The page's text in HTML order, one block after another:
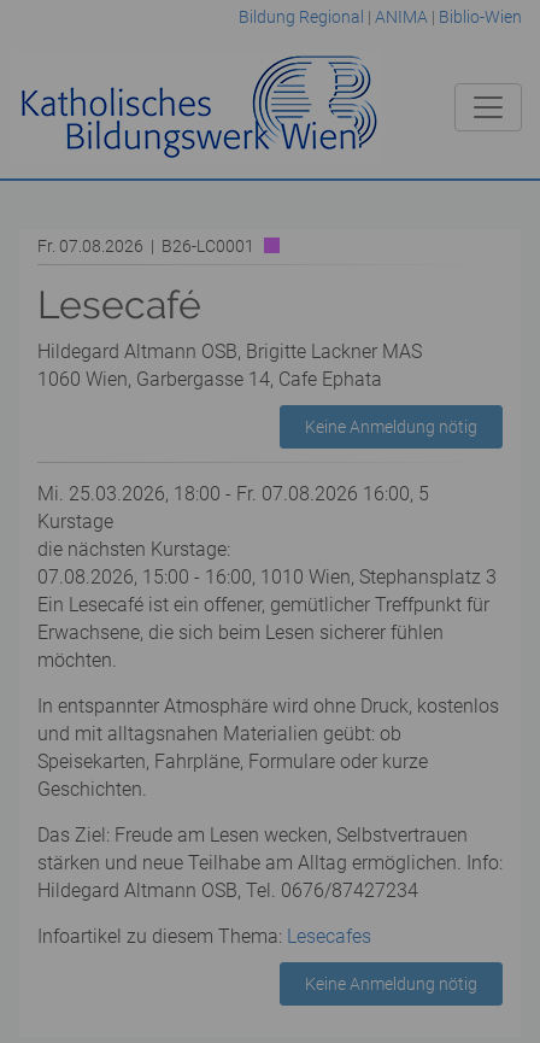
Bildung Regional | ANIMA | Biblio-Wien
Fr. 07.08.2026 | B26-LC0001
Lesecafé
Hildegard Altmann OSB, Brigitte Lackner MAS
1060 Wien, Garbergasse 14, Cafe Ephata
Keine Anmeldung nötig
Mi. 25.03.2026, 18:00 - Fr. 07.08.2026 16:00, 5
Kurstage
die nächsten Kurstage:
07.08.2026, 15:00 - 16:00, 1010 Wien, Stephansplatz 3
Ein Lesecafé ist ein offener, gemütlicher Treffpunkt für
Erwachsene, die sich beim Lesen sicherer fühlen
möchten.
In entspannter Atmosphäre wird ohne Druck, kostenlos
und mit alltagsnahen Materialien geübt: ob
Speisekarten, Fahrpläne, Formulare oder kurze
Geschichten.
Das Ziel: Freude am Lesen wecken, Selbstvertrauen
stärken und neue Teilhabe am Alltag ermöglichen. Info:
Hildegard Altmann OSB, Tel. 0676/87427234
Infoartikel zu diesem Thema: Lesecafes
Keine Anmeldung nötig